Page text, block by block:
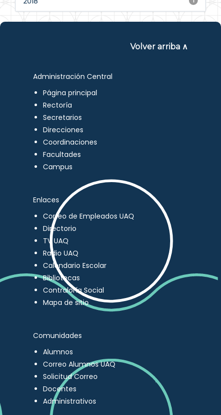
Volver arriba ∧
Administración Central
Página principal
Rectoría
Secretarios
Direcciones
Coordinaciones
Facultades
Campus
Enlaces
Correo de Empleados UAQ
Directorio
TV UAQ
Radio UAQ
Calendario Escolar
Bibliotecas
Contraloría Social
Mapa de sitio
Comunidades
Alumnos
Correo Alumnos UAQ
Solicitud Correo
Docentes
Administrativos